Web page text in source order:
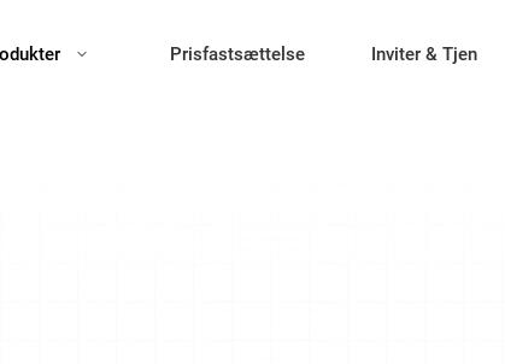
Prisfastsættelse Inviter & Tjen